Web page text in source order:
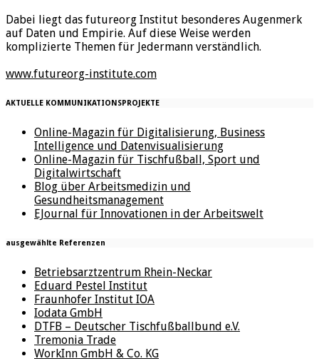
Dabei liegt das futureorg Institut besonderes Augenmerk
auf Daten und Empirie. Auf diese Weise werden
komplizierte Themen für Jedermann verständlich.
www.futureorg-institute.com
AKTUELLE KOMMUNIKATIONSPROJEKTE
Online-Magazin für Digitalisierung, Business
Intelligence und Datenvisualisierung
Online-Magazin für Tischfußball, Sport und
Digitalwirtschaft
Blog über Arbeitsmedizin und
Gesundheitsmanagement
EJournal für Innovationen in der Arbeitswelt
ausgewählte Referenzen
Betriebsarztzentrum Rhein-Neckar
Eduard Pestel Institut
Fraunhofer Institut IOA
Iodata GmbH
DTFB – Deutscher Tischfußballbund e.V.
Tremonia Trade
WorkInn GmbH & Co. KG